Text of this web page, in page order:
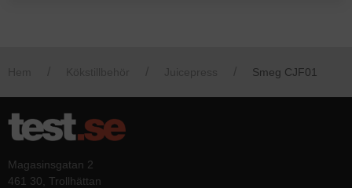
Smeg CJF01
Magasinsgatan 2
461 30, Trollhättan